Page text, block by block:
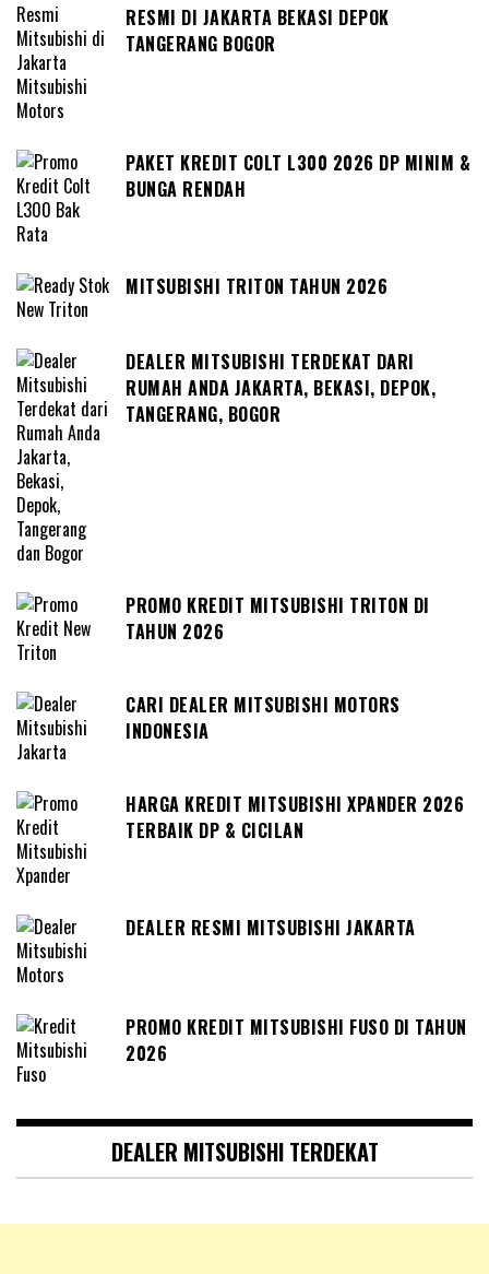
RESMI DI JAKARTA BEKASI DEPOK
TANGERANG BOGOR
PAKET KREDIT COLT L300 2026 DP MINIM &
BUNGA RENDAH
MITSUBISHI TRITON TAHUN 2026
DEALER MITSUBISHI TERDEKAT DARI
RUMAH ANDA JAKARTA, BEKASI, DEPOK,
TANGERANG, BOGOR
PROMO KREDIT MITSUBISHI TRITON DI
TAHUN 2026
CARI DEALER MITSUBISHI MOTORS
INDONESIA
HARGA KREDIT MITSUBISHI XPANDER 2026
TERBAIK DP & CICILAN
DEALER RESMI MITSUBISHI JAKARTA
PROMO KREDIT MITSUBISHI FUSO DI TAHUN
2026
DEALER MITSUBISHI TERDEKAT